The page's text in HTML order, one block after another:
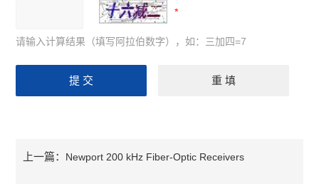
请输入计算结果（填写阿拉伯数字），如：三加四=7
上一篇： Newport 200 kHz Fiber-Optic Receivers